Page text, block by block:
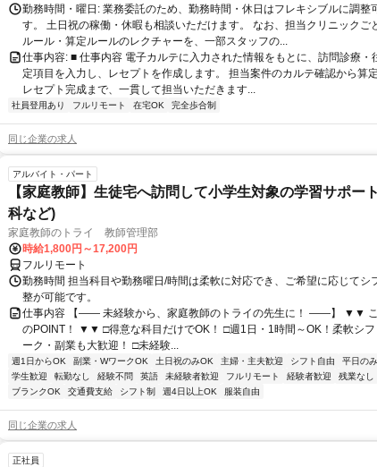
勤務時間・曜日: 業務委託のため、勤務時間・休日はフレキシブルに調整
す。 土日祝の稼働・休暇も相談いただけます。 なお、担当クリニックご
ルール・算定ルールのレクチャーを、一部スタッフの...
仕事内容: ■ 仕事内容 電子カルテに入力された情報をもとに、訪問診療・
定項目を入力し、レセプトを作成します。 担当案件のカルテ確認から算
レセプト完成まで、一貫して担当いただきます...
社員登用あり フルリモート 在宅OK 完全歩合制
同じ企業の求人
アルバイト・パート
【家庭教師】生徒宅へ訪問して小学生対象の学習サポー
科など)
家庭教師のトライ 教師管理部
時給1,800円～17,200円
フルリモート
勤務時間 担当科目や勤務曜日/時間は柔軟に対応でき、ご希望に応じてシ
整が可能です。
仕事内容 【―― 未経験から、家庭教師のトライの先生に！ ――】 ▼▼
のPOINT！ ▼▼ □得意な科目だけでOK！ □週1日・1時間～OK！柔軟シフ
ーク・副業も大歓迎！ □未経験...
週1日からOK 副業・WワークOK 土日祝のみOK 主婦・主夫歓迎 シフト自由
平日の
学生歓迎
転勤なし 経験不問 英語 未経験者歓迎 フルリモート 経験者歓迎 残業なし
ブランクOK
交通費支給 シフト制 週4日以上OK 服装自由
同じ企業の求人
正社員